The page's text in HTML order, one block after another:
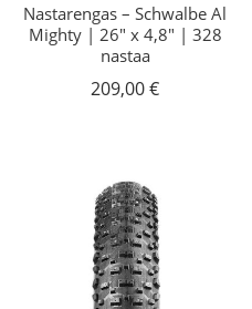
Nastarengas – Schwalbe Al
Mighty | 26″ x 4,8″ | 328
nastaa
209,00€